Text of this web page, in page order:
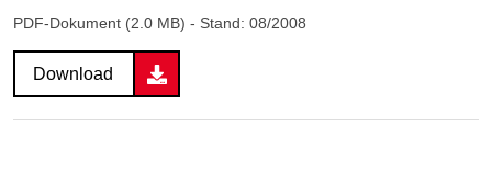
PDF-Dokument (2.0 MB) - Stand: 08/2008
Download